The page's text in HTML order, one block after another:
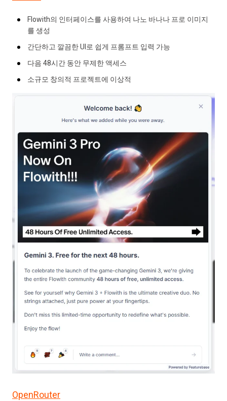
Flowith의 인터페이스를 사용하여 나노 바나나 프로 이미지
를 생성
간단하고 깔끔한 UI로 쉽게 프롬프트 입력 가능
다음 48시간 동안 무제한 액세스
소규모 창의적 프로젝트에 이상적
OpenRouter